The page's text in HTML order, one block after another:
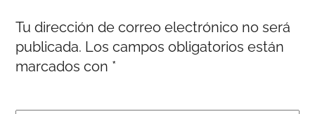
Tu dirección de correo electrónico no será
publicada. Los campos obligatorios están
marcados con *